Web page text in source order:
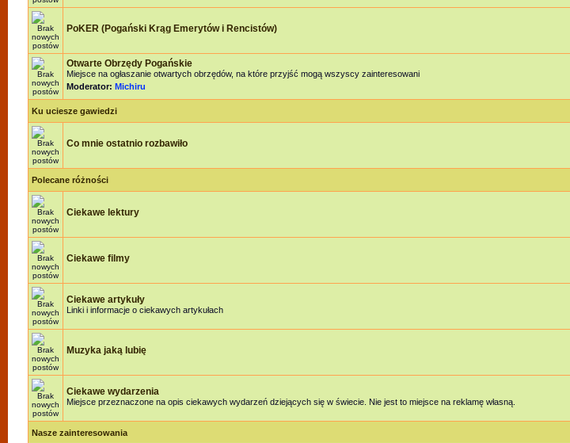
PoKER (Pogański Krąg Emerytów i Rencistów)
Otwarte Obrzędy Pogańskie
Miejsce na ogłaszanie otwartych obrzędów, na które przyjść mogą wszyscy zainteresowani
Moderator: Michiru
Ku uciesze gawiedzi
Co mnie ostatnio rozbawiło
Polecane różności
Ciekawe lektury
Ciekawe filmy
Ciekawe artykuły
Linki i informacje o ciekawych artykułach
Muzyka jaką lubię
Ciekawe wydarzenia
Miejsce przeznaczone na opis ciekawych wydarzeń dziejących się w świecie. Nie jest to miejsce na reklamę własną.
Nasze zainteresowania